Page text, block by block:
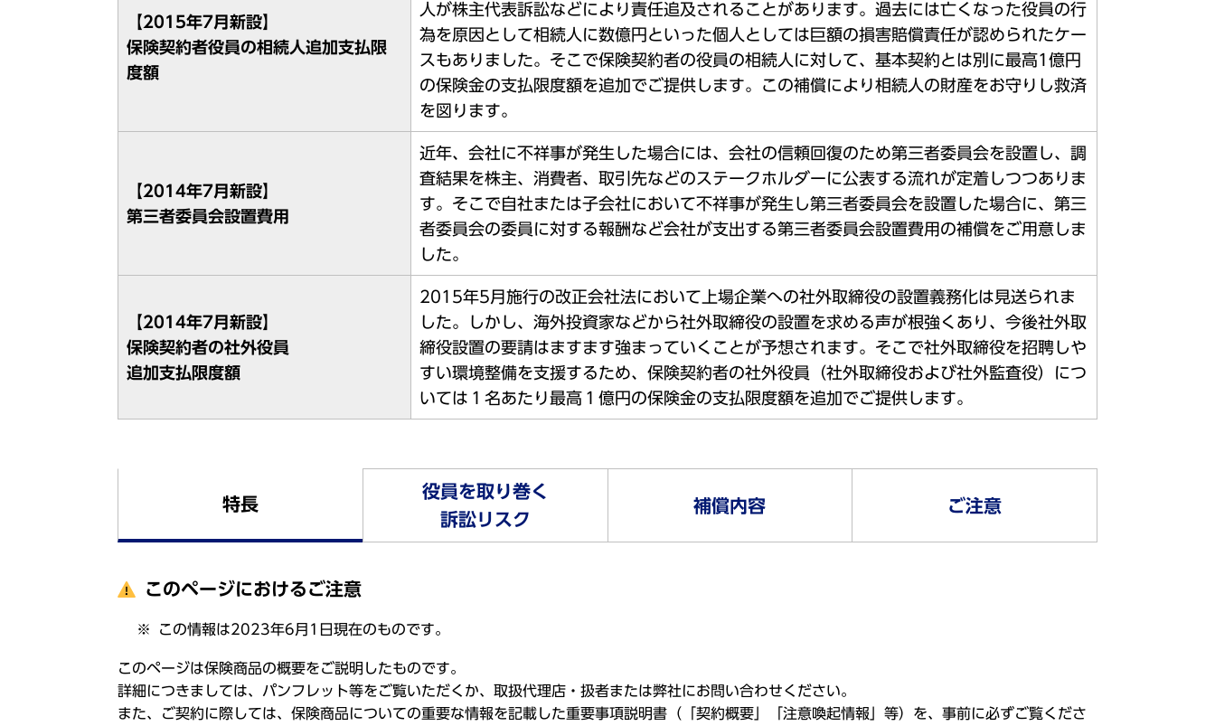
【2015年7月新設】
保険契約者役員の相続人追加支払限
度額
人が株主代表訴訟などにより責任追及されることがあります。過去には亡くなった役員の行
為を原因として相続人に数億円といった個人としては巨額の損害賠償責任が認められたケー
スもありました。そこで保険契約者の役員の相続人に対して、基本契約とは別に最高1億円
の保険金の支払限度額を追加でご提供します。この補償により相続人の財産をお守りし救済
を図ります。
【2014年7月新設】
第三者委員会設置費用
近年、会社に不祥事が発生した場合には、会社の信頼回復のため第三者委員会を設置し、調
査結果を株主、消費者、取引先などのステークホルダーに公表する流れが定着しつつありま
す。そこで自社または子会社において不祥事が発生し第三者委員会を設置した場合に、第三
者委員会の委員に対する報酬など会社が支出する第三者委員会設置費用の補償をご用意しま
した。
【2014年7月新設】
保険契約者の社外役員
追加支払限度額
2015年5月施行の改正会社法において上場企業への社外取締役の設置義務化は見送られま
した。しかし、海外投資家などから社外取締役の設置を求める声が根強くあり、今後社外取
締役設置の要請はますます強まっていくことが予想されます。そこで社外取締役を招聘しや
すい環境整備を支援するため、保険契約者の社外役員（社外取締役および社外監査役）につ
いては１名あたり最高１億円の保険金の支払限度額を追加でご提供します。
特長
役員を取り巻く
訴訟リスク
補償内容 ご注意
このページにおけるご注意
この情報は2023年6月1日現在のものです。
このページは保険商品の概要をご説明したものです。
詳細につきましては、パンフレット等をご覧いただくか、取扱代理店・扱者または弊社にお問い合わせください。
また、ご契約に際しては、保険商品についての重要な情報を記載した重要事項説明書（「契約概要」「注意喚起情報」等）を、事前に必ずご覧くださ